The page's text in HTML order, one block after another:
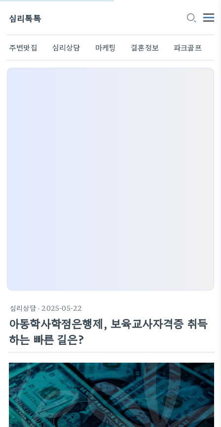
심리톡톡
주변맛집 심리상담 마케팅 결혼정보 파크골프
심리상담· 2025-05-22
아동학사학점은행제, 보육교사자격증 취득
하는 빠른 길은?